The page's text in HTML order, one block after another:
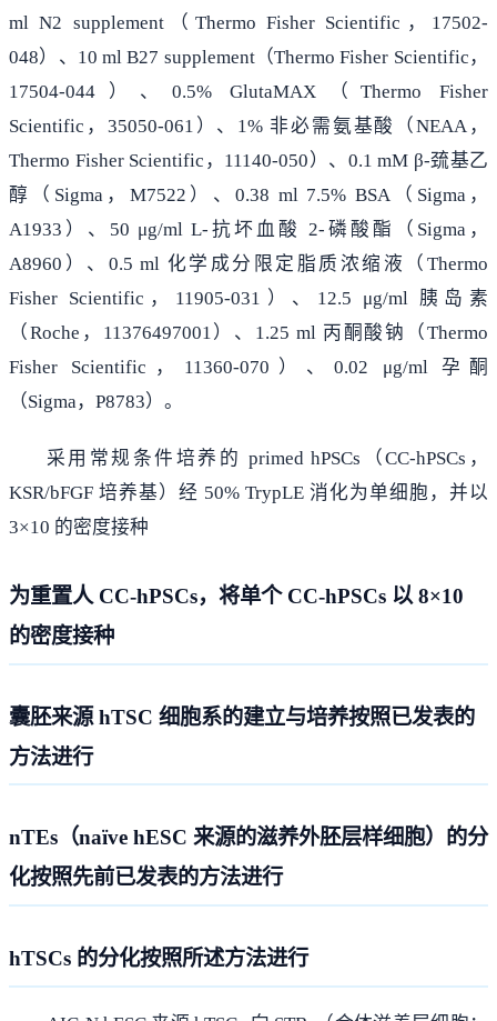
ml N2 supplement（Thermo Fisher Scientific，17502-
048）、10 ml B27 supplement（Thermo Fisher Scientific，
17504-044）、0.5% GlutaMAX（Thermo Fisher
Scientific，35050-061）、1% 非必需氨基酸（NEAA，
Thermo Fisher Scientific，11140-050）、0.1 mM β-巯基乙
醇（Sigma，M7522）、0.38 ml 7.5% BSA（Sigma，
A1933）、50 μg/ml L-抗坏血酸 2-磷酸酯（Sigma，
A8960）、0.5 ml 化学成分限定脂质浓缩液（Thermo
Fisher Scientific，11905-031）、12.5 μg/ml 胰岛素
（Roche，11376497001）、1.25 ml 丙酮酸钠（Thermo
Fisher Scientific，11360-070）、0.02 μg/ml 孕酮
（Sigma，P8783）。
采用常规条件培养的 primed hPSCs（CC-hPSCs，
KSR/bFGF 培养基）经 50% TrypLE 消化为单细胞，并以
3×10 的密度接种
为重置人 CC-hPSCs，将单个 CC-hPSCs 以 8×10
的密度接种
囊胚来源 hTSC 细胞系的建立与培养按照已发表的
方法进行
nTEs（naïve hESC 来源的滋养外胚层样细胞）的分
化按照先前已发表的方法进行
hTSCs 的分化按照所述方法进行